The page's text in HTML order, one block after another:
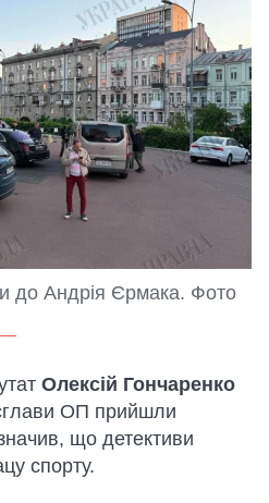
Андрія Єрмака. Фото
Олексій Гончаренко
ОП прийшли
що детективи
спорту.